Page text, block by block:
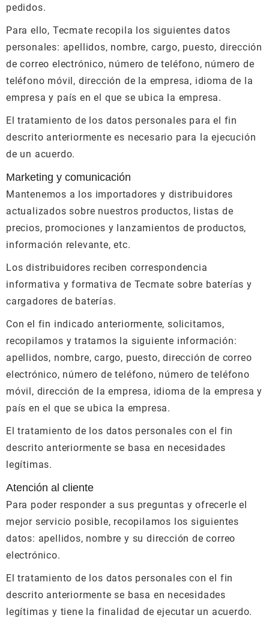
pedidos.
Para ello, Tecmate recopila los siguientes datos
personales: apellidos, nombre, cargo, puesto, dirección
de correo electrónico, número de teléfono, número de
teléfono móvil, dirección de la empresa, idioma de la
empresa y país en el que se ubica la empresa.
El tratamiento de los datos personales para el fin
descrito anteriormente es necesario para la ejecución
de un acuerdo.
Marketing y comunicación
Mantenemos a los importadores y distribuidores
actualizados sobre nuestros productos, listas de
precios, promociones y lanzamientos de productos,
información relevante, etc.
Los distribuidores reciben correspondencia
informativa y formativa de Tecmate sobre baterías y
cargadores de baterías.
Con el fin indicado anteriormente, solicitamos,
recopilamos y tratamos la siguiente información:
apellidos, nombre, cargo, puesto, dirección de correo
electrónico, número de teléfono, número de teléfono
móvil, dirección de la empresa, idioma de la empresa y
país en el que se ubica la empresa.
El tratamiento de los datos personales con el fin
descrito anteriormente se basa en necesidades
legítimas.
Atención al cliente
Para poder responder a sus preguntas y ofrecerle el
mejor servicio posible, recopilamos los siguientes
datos: apellidos, nombre y su dirección de correo
electrónico.
El tratamiento de los datos personales con el fin
descrito anteriormente se basa en necesidades
legítimas y tiene la finalidad de ejecutar un acuerdo.